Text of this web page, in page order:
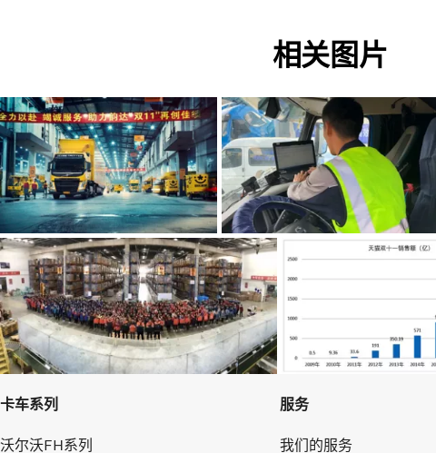
相关图片
卡车系列
沃尔沃FH系列
服务
我们的服务